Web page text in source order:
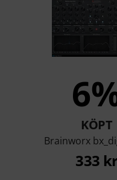
KÖPT
Brainworx
333 kr